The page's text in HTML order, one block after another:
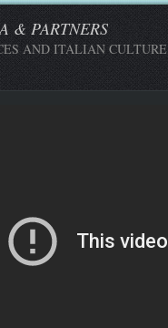
& PARTNERS
AND ITALIAN CULTURE